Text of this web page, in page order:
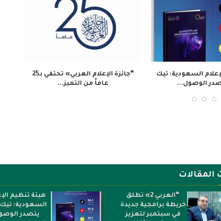
النيجيرية تسلط الضوء
على أهمية التعلم...
وكالة الأنباء النيجيرية: اتفاقية صينية
نيجيرية لتعزيز التبادل...
المقالات
“العربي 2» تطلق
خريطة برامجية جديدة
في سبتمبر لتعزيز
هيئة تنظيم
السعودية:
يتصدر